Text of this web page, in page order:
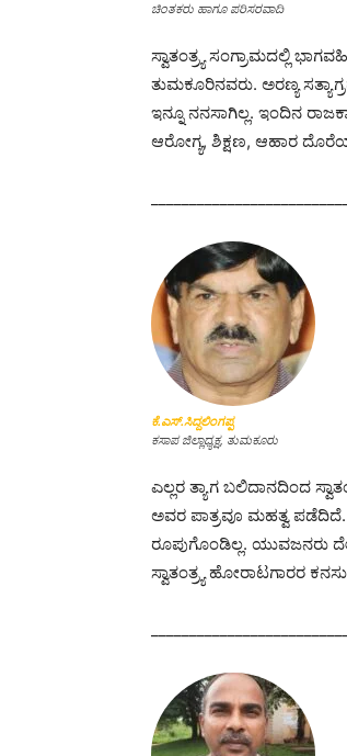
ಚಿಂತಕರು ಹಾಗೂ ಪರಿಸರವಾದಿ
ಸ್ವಾತಂತ್ರ್ಯ ಸಂಗ್ರಾಮದಲ್ಲಿ
ತುಮಕೂರಿನವರು. ಅರಣ್ಯ
ಇನ್ನೂ ನನಸಾಗಿಲ್ಲ. ಇಂದಿನ
ಆರೋಗ್ಯ, ಶಿಕ್ಷಣ, ಆಹಾರ
ಕೆ.ಎಸ್.ಸಿದ್ದಲಿಂಗಪ್ಪ
ಕಸಾಪ ಜಿಲ್ಲಾಧ್ಯಕ್ಷ, ತುಮಕೂರು
ಎಲ್ಲರ ತ್ಯಾಗ ಬಲಿದಾನದಿಂದ
ಅವರ ಪಾತ್ರವೂ ಮಹತ್ವ
ರೂಪುಗೊಂಡಿಲ್ಲ. ಯುವಜನರು
ಸ್ವಾತಂತ್ರ್ಯ ಹೋರಾಟಗಾರರ